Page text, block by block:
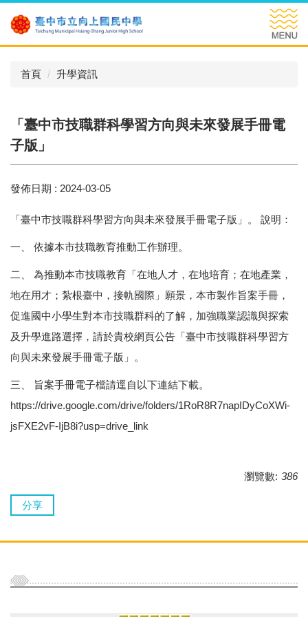
到
首頁 升學資訊
「臺中市技職群科學習方向與未來發展手冊電
子版」
發佈日期 : 2024-03-05
「臺中市技職群科學習方向與未來發展手冊電子版」。 說明：
一、 依據本市技職教育推動工作辦理。
二、 為推動本市技職教育「在地人才，在地培育；在地產業，
地在用才；紮根臺中，接軌國際」願景，本市製作旨案手冊，
促進國中小學生對本市技職群科的了解，加強職業認識與探索
及升學進路選擇，請於貴校網頁公告「臺中市技職群科學習方
向與未來發展手冊電子版」。
三、 旨案手冊電子檔請逕自以下連結下載。
https://drive.google.com/drive/folders/1RoR8R7napIDyCoXWi-
jsFXE2vF-IjB8i?usp=drive_link
瀏覽數: 386
分享